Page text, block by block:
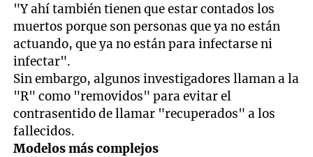
"Y ahí también tienen que estar contados los
muertos porque son personas que ya no están
actuando, que ya no están para infectarse ni
infectar".
Sin embargo, algunos investigadores llaman a la
"R" como "removidos" para evitar el
contrasentido de llamar "recuperados" a los
fallecidos.
Modelos más complejos